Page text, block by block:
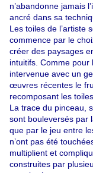
n’abandonne jamais
ancré dans sa
Les toiles de l’artiste
commence par le
créer des paysages
intuitifs. Comme
intervenue avec un
œuvres récentes le
recomposant les
La trace du pinceau,
sont bouleversés par
que par le jeu entre
n’ont pas été
multiplient et
construites par